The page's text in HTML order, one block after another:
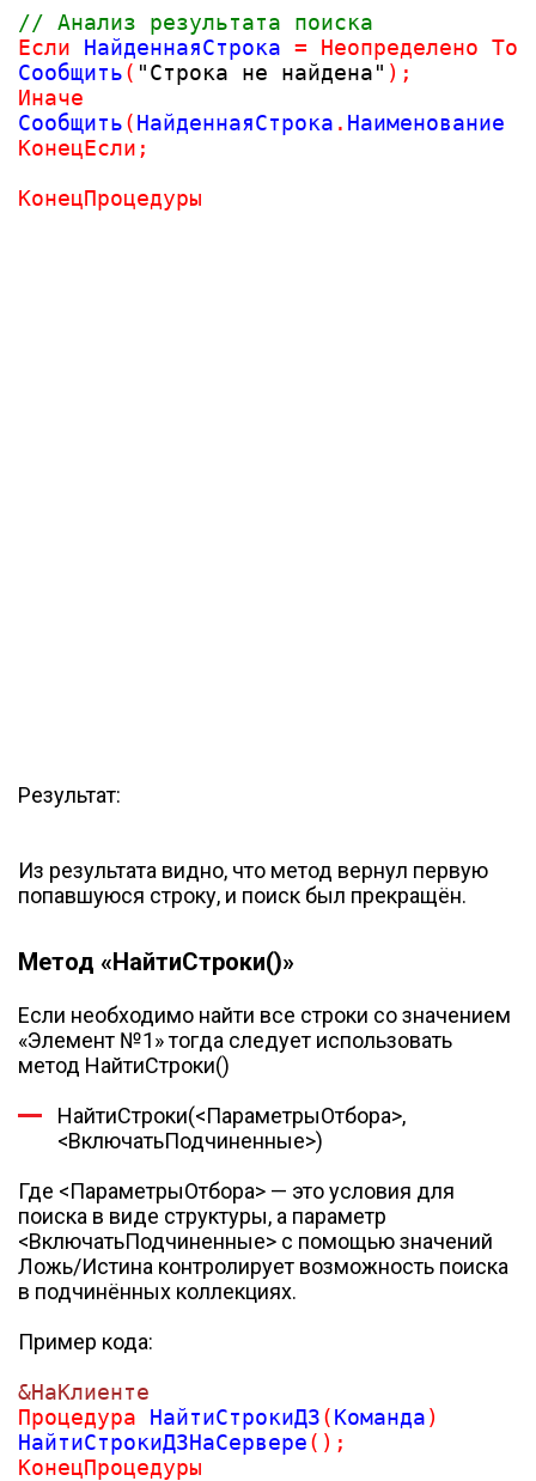
// Анализ результата поиска
Если НайденнаяСтрока = Неопределено
Сообщить( "Строка не найдена" ) ;
Иначе
Сообщить(НайденнаяСтрока . Наименование
КонецЕсли ;
КонецПроцедуры
Результат:
Из результата видно, что метод вернул первую
попавшуюся строку, и поиск был прекращён.
Метод «НайтиСтроки()»
Если необходимо найти все строки со значением
«Элемент №1» тогда следует использовать
метод НайтиСтроки()
НайтиСтроки(<ПараметрыОтбора>,
<ВключатьПодчиненные>)
Где <ПараметрыОтбора> — это условия для
поиска в виде структуры, а параметр
<ВключатьПодчиненные> с помощью значений
Ложь/Истина контролирует возможность поиска
в подчинённых коллекциях.
Пример кода:
&НаКлиенте
Процедура НайтиСтрокиДЗ(Команда)
НайтиСтрокиДЗНаСервере( ) ;
КонецПроцедуры